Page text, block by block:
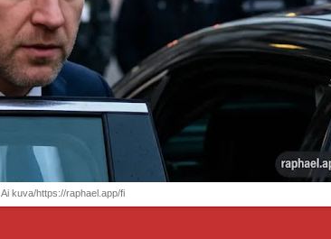
Ai kuva/https://raphael.app/fi